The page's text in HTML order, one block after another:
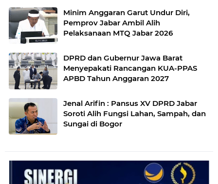
Minim Anggaran Garut Undur Diri,
Pemprov Jabar Ambil Alih
Pelaksanaan MTQ Jabar 2026
DPRD dan Gubernur Jawa Barat
Menyepakati Rancangan KUA-PPAS
APBD Tahun Anggaran 2027
Jenal Arifin : Pansus XV DPRD Jabar
Soroti Alih Fungsi Lahan, Sampah, dan
Sungai di Bogor